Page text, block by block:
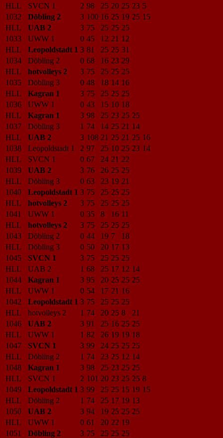
HLL
SVCN 1 2 98 25 20 25 23 5
1032
Döbling 2 3 100 16 25 19 25 15
HLL
UAB 2 3 75 25 25 25
1033
UWW 1 0 45 12 21 12
HLL
Leopoldstadt 1 3 81 25 25 31
1034
Döbling 2 0 68 16 23 29
HLL
hotvolleys 2 3 75 25 25 25
1035
Döbling 3 0 48 18 14 16
HLL
Kagran 1 3 75 25 25 25
1036
UWW 1 0 43 15 10 18
HLL
Kagran 1 3 98 25 23 25 25
1037
Döbling 3 1 74 14 25 21 14
HLL
UAB 2 3 108 21 25 21 25 16
1038
Leopoldstadt 1 2 97 25 10 25 23 14
HLL
SVCN 1 0 67 24 21 22
1039
UAB 2 3 76 26 25 25
HLL
Döbling 3 0 63 23 19 21
1040
Leopoldstadt 1 3 75 25 25 25
HLL
hotvolleys 2 3 75 25 25 25
1041
UWW 1 0 35 8 16 11
HLL
hotvolleys 2 3 75 25 25 25
1043
Döbling 2 0 44 19 7
18
HLL
Döbling 3 0 50 20 17 13
1045
SVCN 1 3 75 25 25 25
HLL
UAB 2 1 68 25 17 12 14
1044
Kagran 1 3 95 20 25 25 25
HLL
UWW 1 0 54 17 21 16
1042
Leopoldstadt 1 3 75 25 25 25
HLL
hotvolleys 2 1 74 20 25 8
21
1046
UAB 2 3 91 25 16 25 25
HLL
UWW 1 1 82 26 19 19 18
1047
SVCN 1 3 99 24 25 25 25
HLL
Döbling 2 1 74 23 25 12 14
1048
Kagran 1 3 98 25 23 25 25
HLL
SVCN 1 2 101 20 23 25 25 8
1049
Leopoldstadt 1 3 99 25 25 15 19 15
HLL
Döbling 2 1 74 25 17 19 13
1050
UAB 2 3 94 19 25 25 25
HLL
UWW 1 0 61 20 22 19
1051
Döbling 2 3 75 25 25 25